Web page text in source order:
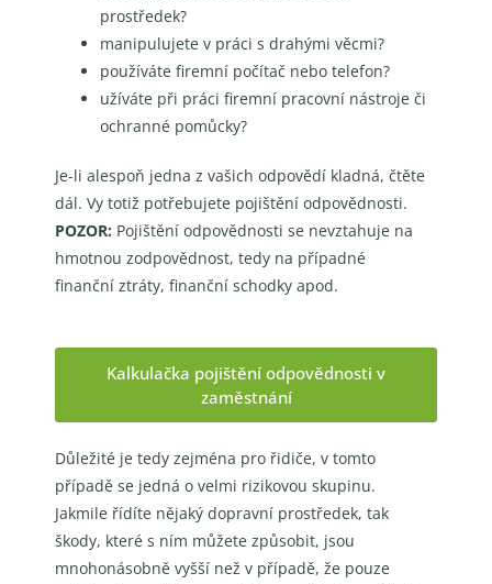
prostředek?
manipulujete v práci s drahými věcmi?
používáte firemní počítač nebo telefon?
užíváte při práci firemní pracovní nástroje či
ochranné pomůcky?
Je-li alespoň jedna z vašich odpovědí kladná, čtěte
dál. Vy totiž potřebujete pojištění odpovědnosti.
POZOR: Pojištění odpovědnosti se nevztahuje na
hmotnou zodpovědnost, tedy na případné
finanční ztráty, finanční schodky apod.
Kalkulačka pojištění odpovědnosti v
zaměstnání
Důležité je tedy zejména pro řidiče, v tomto
případě se jedná o velmi rizikovou skupinu.
Jakmile řídíte nějaký dopravní prostředek, tak
škody, které s ním můžete způsobit, jsou
mnohonásobně vyšší než v případě, že pouze